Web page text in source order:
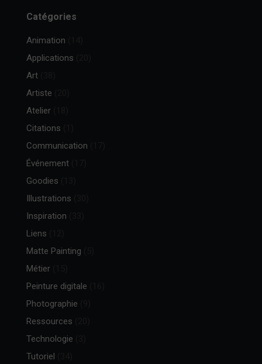
Catégories
Animation
Applications
Art
Artiste
Atelier
Citations
Communication
Événement
Goodies
Illustrations
Inspiration
Liens
Matte Painting
Métier
Peinture digitale
Photographie
Ressources
Technologie
Tutoriel